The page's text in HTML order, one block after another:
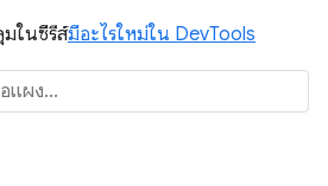
มในซีรีส์มีอะไรใหม่ใน DevTools